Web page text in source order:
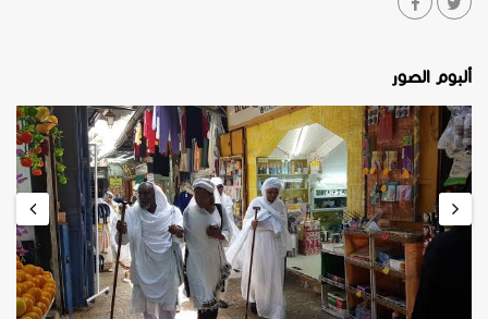
ألبوم الصور